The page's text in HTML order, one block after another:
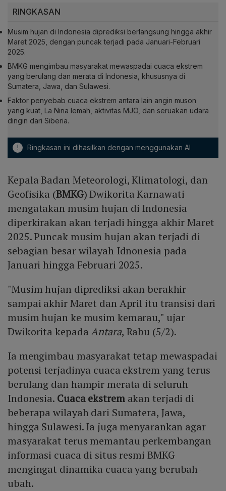
RINGKASAN
Musim hujan di Indonesia diprediksi berlangsung hingga akhir
Maret 2025, dengan puncak terjadi pada Januari-Februari
2025.
BMKG mengimbau masyarakat mewaspadai cuaca ekstrem
yang berulang dan merata di Indonesia, khususnya di
Sumatera, Jawa, dan Sulawesi.
Faktor penyebab cuaca ekstrem antara lain angin muson
yang kuat, La Nina lemah, aktivitas MJO, dan seruakan udara
dingin dari Siberia.
! Ringkasan ini dihasilkan dengan menggunakan AI
Kepala Badan Meteorologi, Klimatologi, dan
Geofisika (BMKG) Dwikorita Karnawati
mengatakan musim hujan di Indonesia
diperkirakan akan terjadi hingga akhir Maret
2025. Puncak musim hujan akan terjadi di
sebagian besar wilayah Idnonesia pada
Januari hingga Februari 2025.
"Musim hujan diprediksi akan berakhir
sampai akhir Maret dan April itu transisi dari
musim hujan ke musim kemarau," ujar
Dwikorita kepadaAntara, Rabu (5/2).
Ia mengimbau masyarakat tetap mewaspadai
potensi terjadinya cuaca ekstrem yang terus
berulang dan hampir merata di seluruh
Indonesia. Cuaca ekstremakan terjadi di
beberapa wilayah dari Sumatera, Jawa,
hingga Sulawesi. Ia juga menyarankan agar
masyarakat terus memantau perkembangan
informasi cuaca di situs resmi BMKG
mengingat dinamika cuaca yang berubah-
ubah.